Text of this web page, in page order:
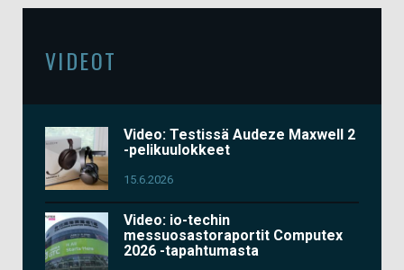
VIDEOT
Video: Testissä Audeze Maxwell 2
-pelikuulokkeet
15.6.2026
Video: io-techin
messuosastoraportit Computex
2026 -tapahtumasta